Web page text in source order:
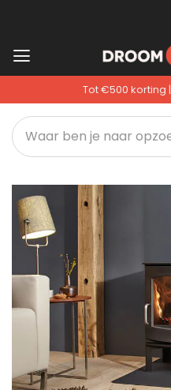
Ga
inhoud
Tot €500 korting |
Ga
naar
het
einde
van
de
afbeeldingen-
gallerij